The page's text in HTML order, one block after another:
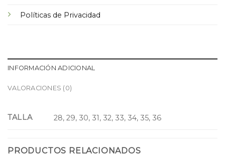
Políticas de Privacidad
INFORMACIÓN ADICIONAL
VALORACIONES (0)
TALLA 28, 29, 30, 31, 32, 33, 34, 35, 36
PRODUCTOS RELACIONADOS